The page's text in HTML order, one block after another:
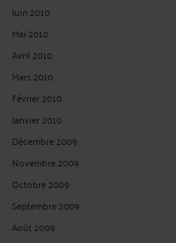
Juin 2010
Mai 2010
Avril 2010
Mars 2010
Février 2010
Janvier 2010
Décembre 2009
Novembre 2009
Octobre 2009
Septembre 2009
Août 2009